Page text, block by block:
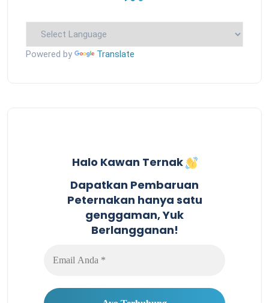
Powered by Translate
Halo Kawan Ternak
Dapatkan Pembaruan
Peternakan hanya satu
genggaman, Yuk
Berlangganan!